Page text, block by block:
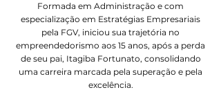
Formada em Administração e com
especialização em Estratégias Empresariais
pela FGV, iniciou sua trajetória no
empreendedorismo aos 15 anos, após a perda
de seu pai, Itagiba Fortunato, consolidando
uma carreira marcada pela superação e pela
excelência.